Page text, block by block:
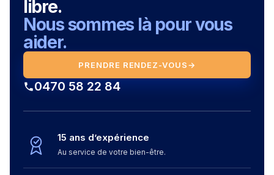
libre.
Nous sommes là pour vous
aider.
PRENDRE RENDEZ-VOUS→
0470 58 22 84
15 ans d’expérience
Au service de votre bien-être.